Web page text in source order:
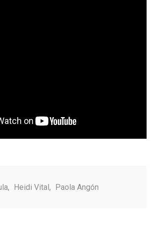
, Heidi Vital, Paola Angón